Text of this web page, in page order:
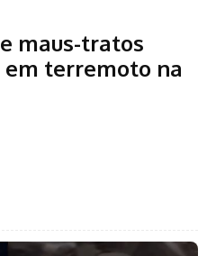
maus-tratos
em terremoto na